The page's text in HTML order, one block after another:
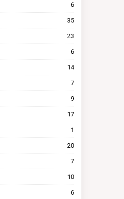
6
35
23
6
14
7
9
17
1
20
7
10
6